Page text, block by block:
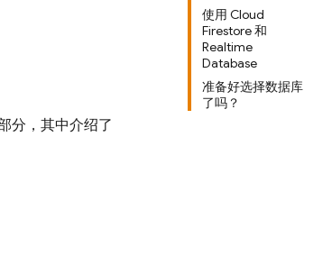
使用 Cloud
Firestore 和
Realtime
Database
准备好选择数据库
了吗？
分，其中介绍了